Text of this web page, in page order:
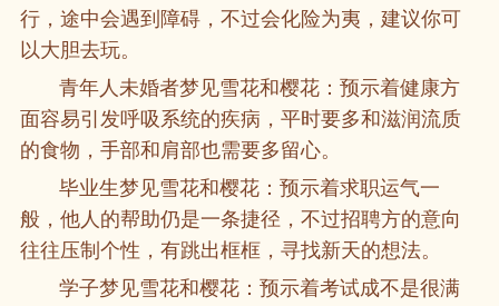
行，途中会遇到障碍，不过会化险为夷，建议你可
以大胆去玩。
青年人未婚者梦见雪花和樱花：预示着健康方
面容易引发呼吸系统的疾病，平时要多和滋润流质
的食物，手部和肩部也需要多留心。
毕业生梦见雪花和樱花：预示着求职运气一
般，他人的帮助仍是一条捷径，不过招聘方的意向
往往压制个性，有跳出框框，寻找新天的想法。
学子梦见雪花和樱花：预示着考试成不是很满